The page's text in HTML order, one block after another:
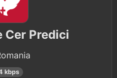
Cer Predici
kbps